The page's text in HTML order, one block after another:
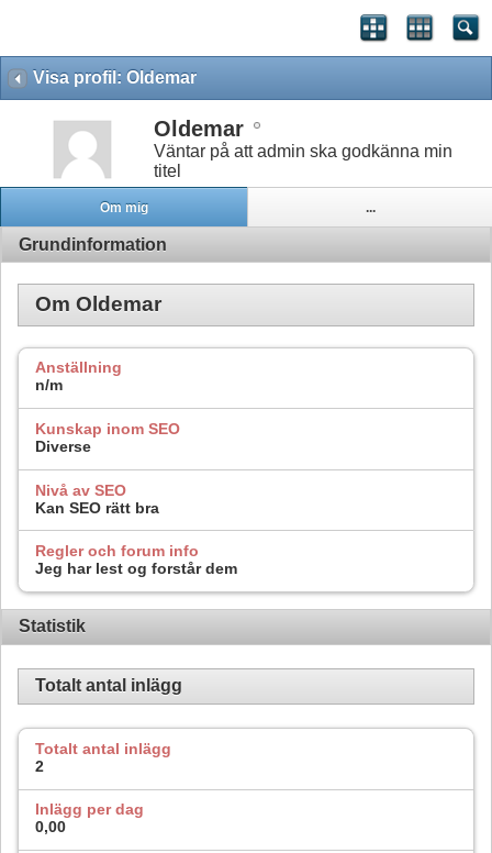
Visa profil: Oldemar
Oldemar
Väntar på att admin ska godkänna min
titel
Om mig ...
Grundinformation
Om Oldemar
Anställning
n/m
Kunskap inom SEO
Diverse
Nivå av SEO
Kan SEO rätt bra
Regler och forum info
Jeg har lest og forstår dem
Statistik
Totalt antal inlägg
Totalt antal inlägg
2
Inlägg per dag
0,00